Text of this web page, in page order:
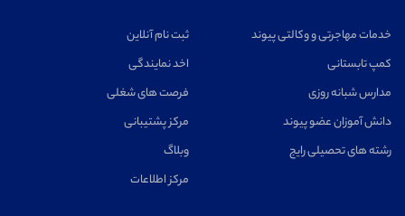
خدمات مهاجرتی و وکالتی پیوند
کمپ تابستانی
مدارس شبانه روزی
دانش آموزان عضو پیوند
رشته های تحصیلی رایج
ثبت نام آنلاین
اخد نمایندگی
فرصت های شغلی
مرکز پشتیبانی
وبلاگ
مرکز اطلاعات